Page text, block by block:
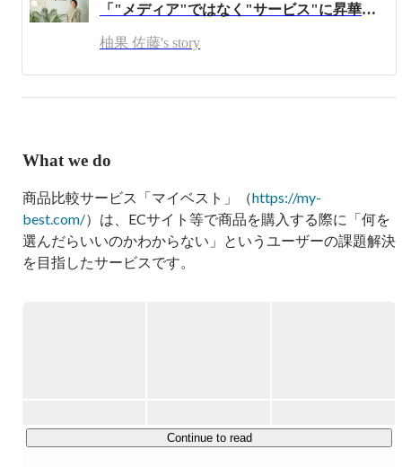
を担う。入社してから現在に至る5年間で、プロダクト開
発部・マーケティング部・クライアントサクセス部など社
内全事業部で経験を積み、2023年4月に執行役員就任。
「"メディア"ではなく"サービス"に昇華するために」- webディレクターが語る、マイベストで働く魅力とは
柚果 佐藤's story
What we do
商品比較サービス「マイベスト」（https://my-
best.com/）は、ECサイト等で商品を購入する際に「何を
選んだらいいのかわからない」というユーザーの課題解決
を目指したサービスです。
日用品からコスメ・家電・食品・サービスなどオールジャ
国と地域に展開しており、世界中の多くのユーザーにご利
Continue to read